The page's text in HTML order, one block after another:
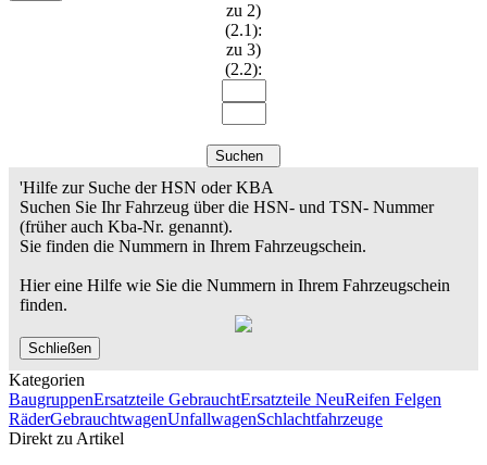
zu 2)
(2.1):
zu 3)
(2.2):
Suchen
'Hilfe zur Suche der HSN oder KBA
Suchen Sie Ihr Fahrzeug über die HSN- und TSN- Nummer
(früher auch Kba-Nr. genannt).
Sie finden die Nummern in Ihrem Fahrzeugschein.
Hier eine Hilfe wie Sie die Nummern in Ihrem Fahrzeugschein
finden.
Schließen
Kategorien
BaugruppenErsatzteile GebrauchtErsatzteile NeuReifen Felgen
RäderGebrauchtwagenUnfallwagenSchlachtfahrzeuge
Direkt zu Artikel